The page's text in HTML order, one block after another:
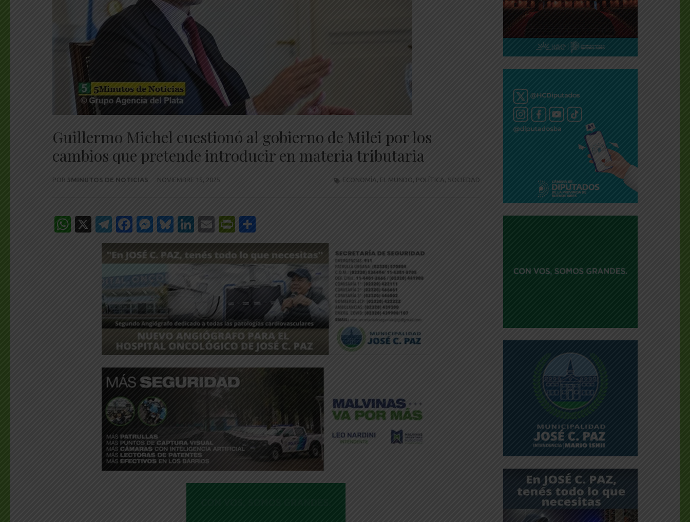
Guillermo Michel cuestionó al gobierno de Milei por los
cambios que pretende introducir en materia tributaria
POR 5MINUTOS DE NOTICIAS NOVIEMBRE 15, 2025 ECONOMÍA, EL MUNDO , POLÍTICA SOCIEDAD
WhatsApp
X Telegram
Facebook
Messenger
Bluesky
LinkedIn
EmailPrintFriendly